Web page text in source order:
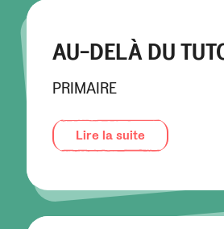
AU-DELÀ DU
PRIMAIRE
Lire la suite